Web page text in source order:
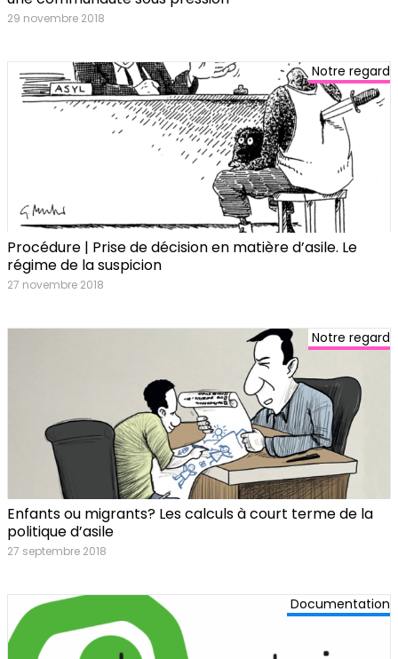
29 novembre 2018
Notre regard
Procédure | Prise de décision en matière d’asile. Le
régime de la suspicion
27 novembre 2018
Notre regard
Enfants ou migrants? Les calculs à court terme de la
politique d’asile
27 septembre 2018
Documentation